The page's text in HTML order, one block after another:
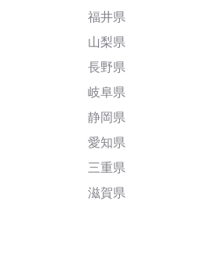
福井県
山梨県
長野県
岐阜県
静岡県
愛知県
三重県
滋賀県